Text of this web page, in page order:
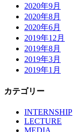
2020年9月
2020年8月
2020年6月
2019年12月
2019年8月
2019年3月
2019年1月
カテゴリー
INTERNSHIP
LECTURE